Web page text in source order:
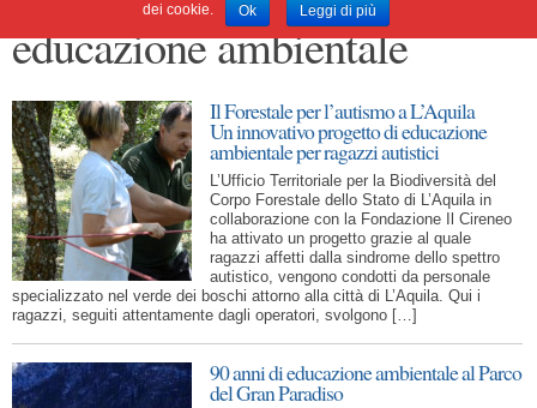
educazione ambientale
Il Forestale per l’autismo a L’Aquila
Un innovativo progetto di educazione
ambientale per ragazzi autistici
L’Ufficio Territoriale per la Biodiversità del
Corpo Forestale dello Stato di L’Aquila in
collaborazione con la Fondazione Il Cireneo
ha attivato un progetto grazie al quale
ragazzi affetti dalla sindrome dello spettro
autistico, vengono condotti da personale
specializzato nel verde dei boschi attorno alla città di L’Aquila. Qui i
ragazzi, seguiti attentamente dagli operatori, svolgono […]
90 anni di educazione ambientale al Parco
del Gran Paradiso
dei cookie.
Ok Leggi di più